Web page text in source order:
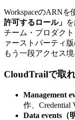
WorkspaceのARNを
許可するロール」
チーム・プロダク
ァーストパーティ
もう一段アクセス
CloudTrailで取
Management
作、Credential
Data events（